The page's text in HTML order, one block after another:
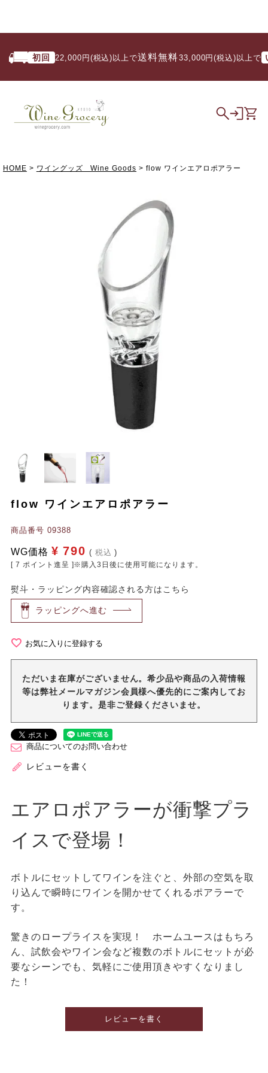
初回 22,000円(税込)以上で 送料無料/ 33,000円(税込)以上で い
HOME ワイングッズ Wine Goods flow ワインエアロポアラー
flow ワインエアロポアラー
商品番号 09388
WG価格 ¥ 790 税込
[ 7 ポイント進呈 ]※購入3日後に使用可能になります。
熨斗・ラッピング内容確認される方はこちら
ラッピングへ進む
お気に入りに登録する
ただいま在庫がございません。希少品や商品の入荷情報
等は弊社メールマガジン会員様へ優先的にご案内してお
ります。是非ご登録くださいませ。
商品についてのお問い合わせ
レビューを書く
エアロポアラーが衝撃プラ
イスで登場！
ボトルにセットしてワインを注ぐと、外部の空気を取
り込んで瞬時にワインを開かせてくれるポアラーで
す。
驚きのロープライスを実現！ ホームユースはもちろ
ん、試飲会やワイン会など複数のボトルにセットが必
要なシーンでも、気軽にご使用頂きやすくなりまし
た！
レビューを書く